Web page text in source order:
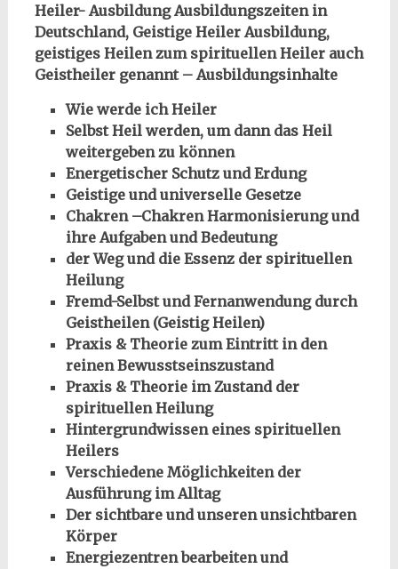
Heiler- Ausbildung Ausbildungszeiten in
Deutschland, Geistige Heiler Ausbildung,
geistiges Heilen zum spirituellen Heiler auch
Geistheiler genannt – Ausbildungsinhalte
Wie werde ich Heiler
Selbst Heil werden, um dann das Heil
weitergeben zu können
Energetischer Schutz und Erdung
Geistige und universelle Gesetze
Chakren –Chakren Harmonisierung und
ihre Aufgaben und Bedeutung
der Weg und die Essenz der spirituellen
Heilung
Fremd-Selbst und Fernanwendung durch
Geistheilen (Geistig Heilen)
Praxis & Theorie zum Eintritt in den
reinen Bewusstseinszustand
Praxis & Theorie im Zustand der
spirituellen Heilung
Hintergrundwissen eines spirituellen
Heilers
Verschiedene Möglichkeiten der
Ausführung im Alltag
Der sichtbare und unseren unsichtbaren
Körper
Energiezentren bearbeiten und